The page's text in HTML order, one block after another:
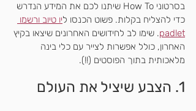
בסרטוני How To שיתנו לכם את המידע הנדרש
כדי להצליח בקלות. פשוט הכנסו ליו טיוב ורשמו
padlet. שימו לב לחידושים האחרונים שיצאו בקיץ
האחרון, כולל אפשרות לצייר עם כלי בינה
מלאכותית בתוך הפוסטים (!!).
1. הצבע שיציל את העולם